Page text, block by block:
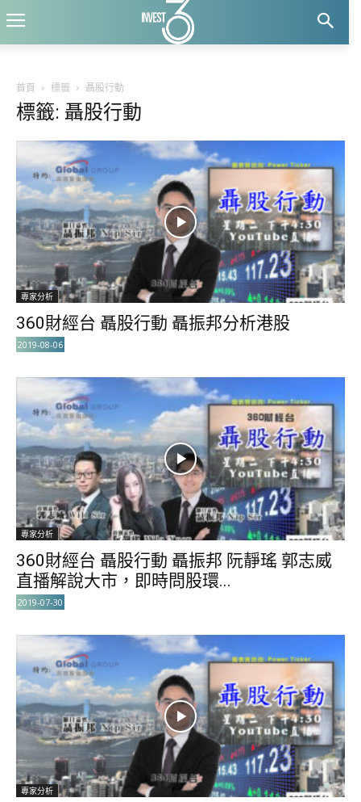
首頁 標籤 聶股行動
標籤: 聶股行動
專家分析
360財經台 聶股行動 聶振邦分析港股
2019-08-06
專家分析
360財經台 聶股行動 聶振邦 阮靜瑤 郭志威
直播解說大市，即時問股環...
2019-07-30
專家分析